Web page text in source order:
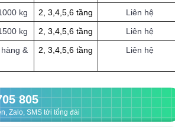
kg
2, 3,4,5,6 tầng
Liên hệ
kg
2, 3,4,5,6 tầng
Liên hệ
&
2, 3,4,5,6 tầng Liên hệ
805
Zalo, SMS tới tổng đài